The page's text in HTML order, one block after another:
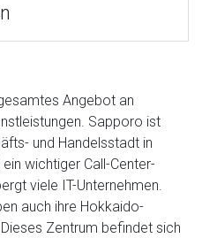
Angebot an
Sapporo ist
und Handelsstadt in
wichtiger Call-Center-
viele IT-Unternehmen.
auch ihre Hokkaido-
Zentrum befindet sich